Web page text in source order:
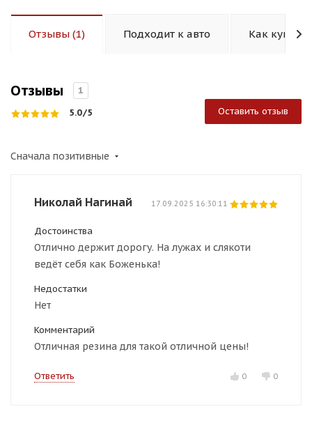
Отзывы (1) Подходит к авто Как купить
Отзывы
1
5.0/5 Оставить отзыв
Сначала позитивные
Николай Нагинай 17.09.2025 16:30:11
Достоинства
Отлично держит дорогу. На лужах и слякоти
ведёт себя как Боженька!
Недостатки
Нет
Комментарий
Отличная резина для такой отличной цены!
Ответить 0 0